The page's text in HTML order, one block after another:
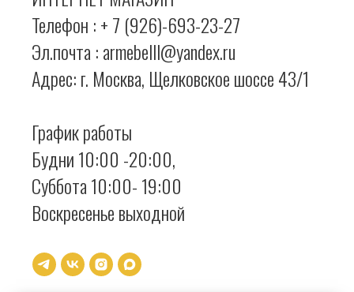
Телефон :+ 7 (926)-693-23-27
Эл.почта : armebelll@yandex.ru
Адрес: г. Москва, Щелковское шоссе 43/1
График работы
Будни 10:00 -20:00,
Суббота 10:00- 19:00
Воскресенье выходной